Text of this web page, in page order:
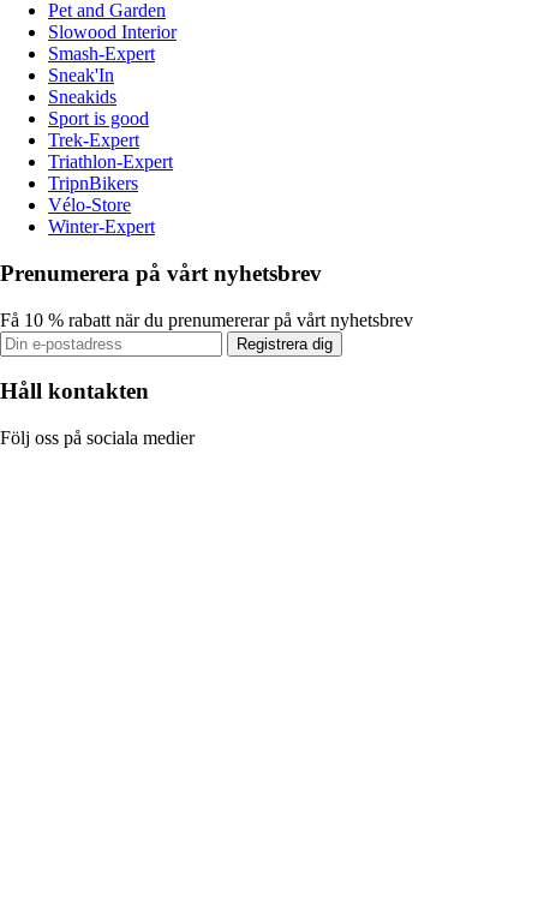
Pet and Garden
Slowood Interior
Smash-Expert
Sneak'In
Sneakids
Sport is good
Trek-Expert
Triathlon-Expert
TripnBikers
Vélo-Store
Winter-Expert
Prenumerera på vårt nyhetsbrev
Få 10 % rabatt när du prenumererar på vårt nyhetsbrev
Registrera dig
Håll kontakten
Följ oss på sociala medier